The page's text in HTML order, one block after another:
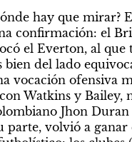
hay que mirar?
confirmación: el
el Everton, al
bien del lado
vocación ofensiva
Jhon Duran
parte, volvió a